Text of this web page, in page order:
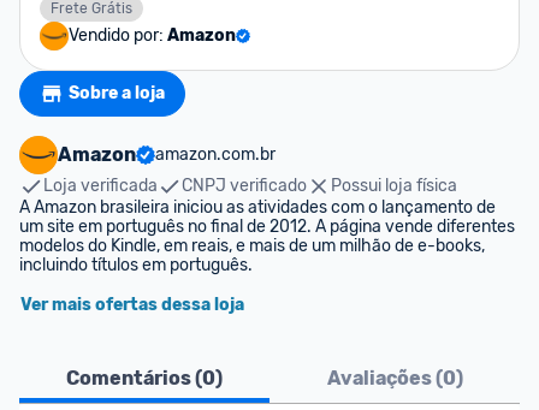
Frete Grátis
Vendido por: Amazon
Sobre a loja
Amazon
amazon.com.br
Loja verificada
CNPJ verificado
Possui loja física
A Amazon brasileira iniciou as atividades com o lançamento de
um site em português no final de 2012. A página vende diferentes
modelos do Kindle, em reais, e mais de um milhão de e-books,
incluindo títulos em português.
Ver mais ofertas dessa loja
Comentários (0) Avaliações (0)